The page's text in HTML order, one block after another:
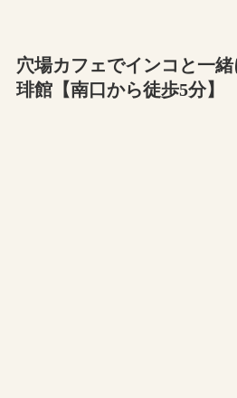
穴場カフェでインコと一
琲館【南口から徒歩5分】